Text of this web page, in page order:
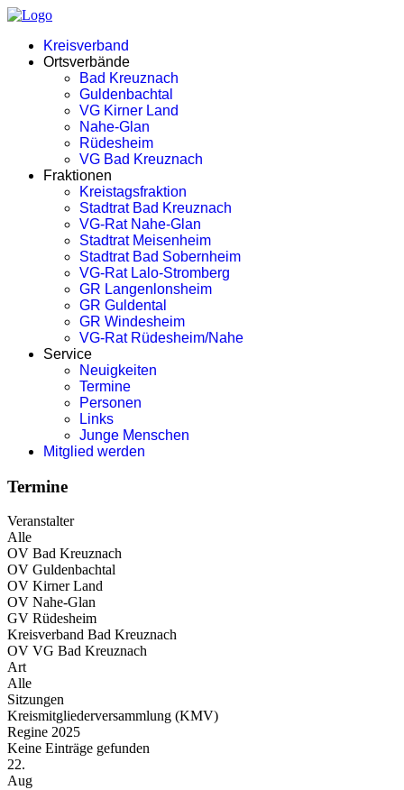
Kreisverband
Ortsverbände
Bad Kreuznach
Guldenbachtal
VG Kirner Land
Nahe-Glan
Rüdesheim
VG Bad Kreuznach
Fraktionen
Kreistagsfraktion
Stadtrat Bad Kreuznach
VG-Rat Nahe-Glan
Stadtrat Meisenheim
Stadtrat Bad Sobernheim
VG-Rat Lalo-Stromberg
GR Langenlonsheim
GR Guldental
GR Windesheim
VG-Rat Rüdesheim/Nahe
Service
Neuigkeiten
Termine
Personen
Links
Junge Menschen
Mitglied werden
Termine
Veranstalter
Alle
OV Bad Kreuznach
OV Guldenbachtal
OV Kirner Land
OV Nahe-Glan
GV Rüdesheim
Kreisverband Bad Kreuznach
OV VG Bad Kreuznach
Art
Alle
Sitzungen
Kreismitgliederversammlung (KMV)
Regine 2025
Keine Einträge gefunden
22.
Aug